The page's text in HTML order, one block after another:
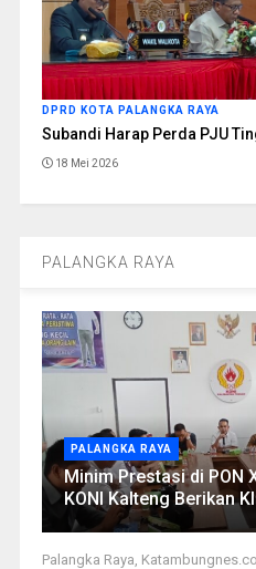
DPRD KOTA PALANGKA RAYA
Subandi Harap Perda PJU
18 Mei 2026
PALANGKA RAYA
PALANGKA RAYA
Minim Prestasi di PON
KONI Kalteng Berikan
Palangka Raya,